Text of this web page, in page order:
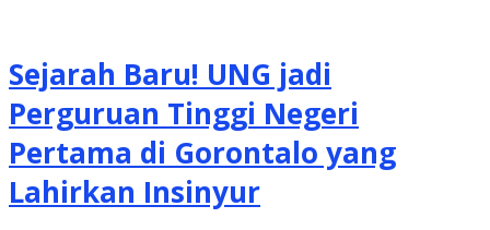
Sejarah Baru! UNG jadi
Perguruan Tinggi Negeri
Pertama di Gorontalo yang
Lahirkan Insinyur